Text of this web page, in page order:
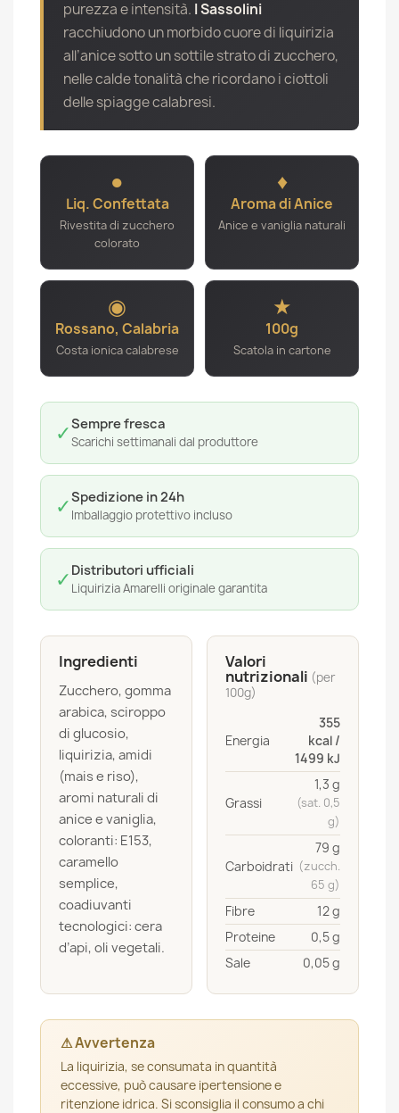
purezza e intensità. I Sassolini
racchiudono un morbido cuore di liquirizia
all’anice sotto un sottile strato di zucchero,
nelle calde tonalità che ricordano i ciottoli
delle spiagge calabresi.
●
Liq. Confettata
Rivestita di zucchero
colorato
♦
Aroma di Anice
Anice e vaniglia naturali
◉
Rossano, Calabria
Costa ionica calabrese
★
100g
Scatola in cartone
✓Sempre fresca
Scarichi settimanali dal produttore
✓Spedizione in 24h
Imballaggio protettivo incluso
✓ Distributori ufficiali
Liquirizia Amarelli originale garantita
Ingredienti
Zucchero, gomma
arabica, sciroppo
di glucosio,
liquirizia, amidi
(mais e riso),
aromi naturali di
anice e vaniglia,
coloranti: E153,
caramello
semplice,
coadiuvanti
tecnologici: cera
d’api, oli vegetali.
Valori
nutrizionali (per
100g)
Energia
355
kcal /
1499 kJ
Grassi
1,3 g
(sat. 0,5
g)
Carboidrati
79 g
(zucch.
65 g)
Fibre
12 g
Proteine
0,5 g
Sale
0,05 g
⚠ Avvertenza
La liquirizia, se consumata in quantità
eccessive, può causare ipertensione e
ritenzione idrica. Si sconsiglia il consumo a chi